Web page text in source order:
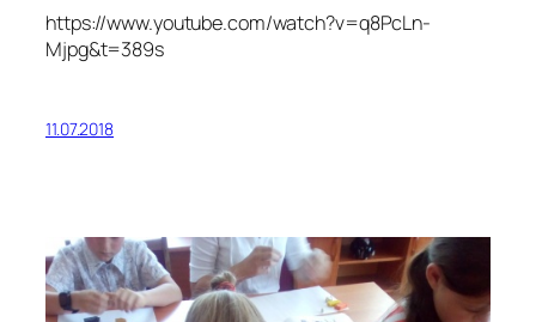
https://www.youtube.com/watch?v=q8PcLn-
Mjpg&t=389s
11.07.2018